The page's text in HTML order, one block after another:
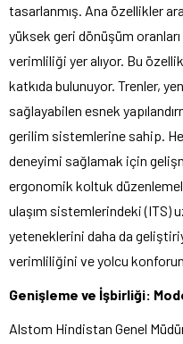
tasarlanmış. Ana özellikler
yüksek geri dönüşüm
verimliliği yer alıyor. Bu
katkıda bulunuyor. Trenler,
sağlayabilen esnek
gerilim sistemlerine sahip.
deneyimi sağlamak için
ergonomik koltuk
ulaşım sistemlerindeki (ITS)
yeteneklerini daha da
verimliliğini ve yolcu
Genişleme ve İşbirliği:
Alstom Hindistan Genel